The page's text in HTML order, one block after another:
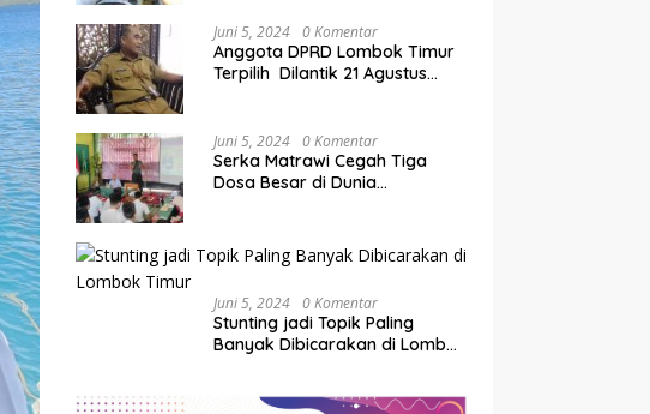
Juni 5, 2024 0 Komentar
Anggota DPRD Lombok Timur
Terpilih Dilantik 21 Agustus
Juni 5, 2024 0 Komentar
Serka Matrawi Cegah Tiga
Dosa Besar di Dunia
Juni 5, 2024 0 Komentar
Stunting jadi Topik Paling
Banyak Dibicarakan di Lombok